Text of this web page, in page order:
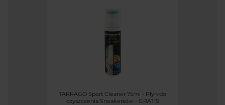
TARRAGO Sport Cleaner 75ml - Płyn do
czyszczenia Sneakersów - GRATIS